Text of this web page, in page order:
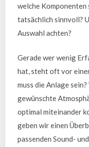
welche Komponenten
tatsächlich sinnvoll?
Auswahl achten?
Gerade wer wenig
hat, steht oft vor
muss die Anlage
gewünschte
optimal miteinander
geben wir einen
passenden Sound-